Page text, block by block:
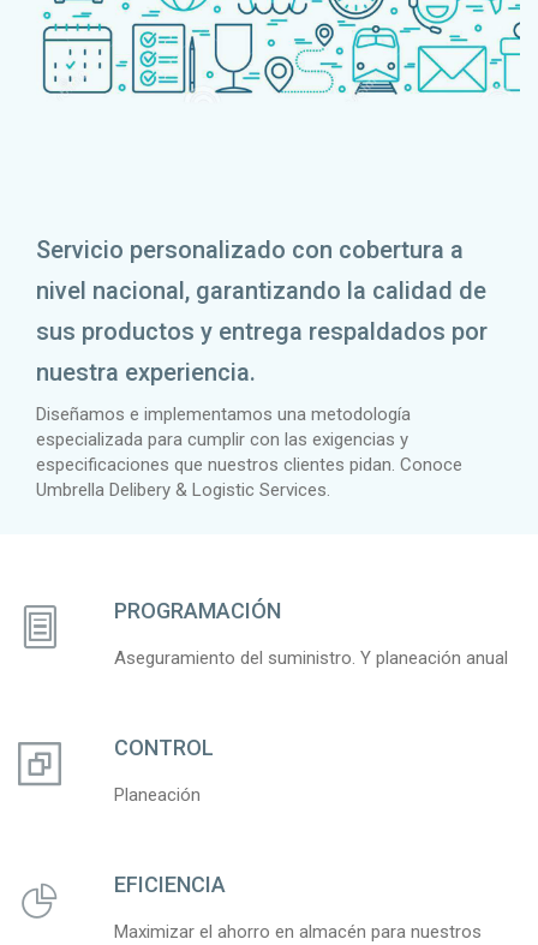
Servicio personalizado con cobertura a
nivel nacional, garantizando la calidad de
sus productos y entrega respaldados por
nuestra experiencia.
Diseñamos e implementamos una metodología
especializada para cumplir con las exigencias y
especificaciones que nuestros clientes pidan. Conoce
Umbrella Delibery & Logistic Services.
PROGRAMACIÓN
Aseguramiento del suministro. Y planeación anual
CONTROL
Planeación
EFICIENCIA
Maximizar el ahorro en almacén para nuestros